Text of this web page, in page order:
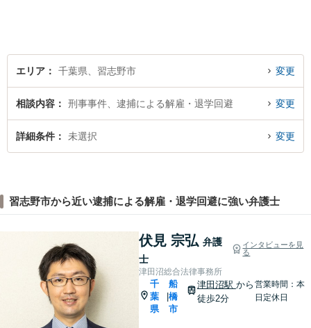
エリア 千葉県、習志野市 変更
相談内容 刑事事件、逮捕による解雇・退学回避 変更
詳細条件 未選択 変更
習志野市から近い逮捕による解雇・退学回避に強い弁護士
伏見 宗弘 弁護
士
インタビューを見
る
津田沼総合法律事務所
千
葉
県
|
船
橋
市
津田沼駅 から
徒歩2分
営業時間：本
日定休日